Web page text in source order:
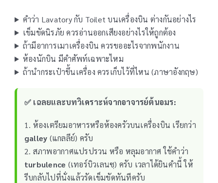
คำว่า Lavatory กับ Toilet บนเครื่องบิน ต่างกันอย่างไร
เข็มขัดนิรภัย ควรอ่านออกเสียงอย่างไรให้ถูกต้อง
ถ้ามีอาการเมาเครื่องบิน ควรขออะไรจากพนักงาน
ห้องนักบิน มีคำศัพท์เฉพาะไหม
ถ้านำกระเป๋าขึ้นเครื่อง ควรเก็บไว้ที่ไหน (ภาษาอังกฤษ)
✅ เฉลยและบทวิเคราะห์จากอาจารย์ต้นอมร:
1. ห้องเตรียมอาหารหรือห้องครัวบนเครื่องบิน เรียกว่า
galley (แกลลีย์) ครับ
2. สภาพอากาศแปรปรวน หรือ หลุมอากาศ ใช้คำว่า
turbulence (เทอร์บิวเลนซฺ) ครับ เวลาได้ยินคำนี้ ให้
รีบกลับไปที่นั่งแล้วรัดเข็มขัดทันทีครับ